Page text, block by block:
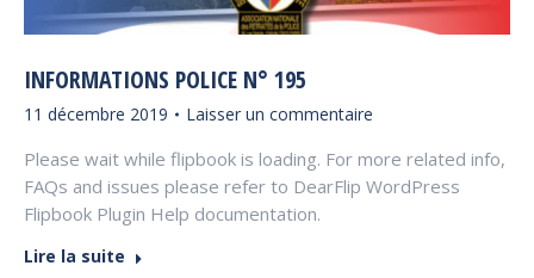
INFORMATIONS POLICE N° 195
11 décembre 2019 Laisser un commentaire
Please wait while flipbook is loading. For more related info,
FAQs and issues please refer to DearFlip WordPress
Flipbook Plugin Help documentation.
Lire la suite